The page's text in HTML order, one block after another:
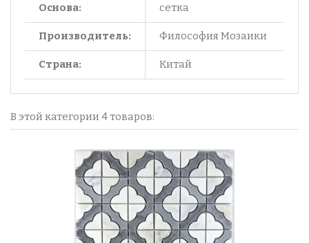
Основа: сетка
Производитель: Философия Мозаики
Страна: Китай
В этой категории 4 товаров: